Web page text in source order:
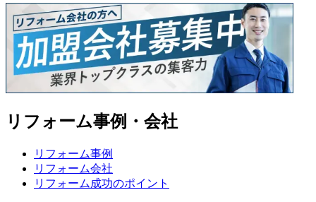
リフォーム事例・会社
リフォーム事例
リフォーム会社
リフォーム成功のポイント